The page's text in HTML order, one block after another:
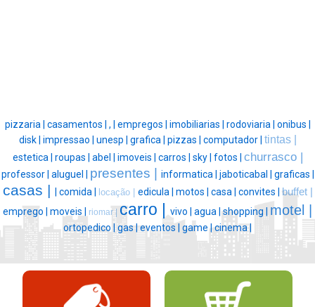
pizzaria | casamentos | , | empregos | imobiliarias | rodoviaria | onibus |
disk | impressao | unesp | grafica | pizzas | computador | tintas |
estetica | roupas | abel | imoveis | carros | sky | fotos | churrasco |
professor | aluguel | presentes | informatica | jaboticabal | graficas |
casas | comida | locação | edicula | motos | casa | convites | buffet |
emprego | moveis | riomar | carro | vivo | agua |shopping | motel |
ortopedico |gas |eventos | game |cinema |